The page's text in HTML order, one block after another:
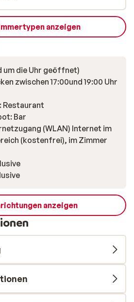
anzeigen
um die Uhr geöffnet)
zwischen 17:00und 19:00 Uhr
Restaurant
Bar
(WLAN) Internet im
(kostenfrei), im Zimmer
anzeigen